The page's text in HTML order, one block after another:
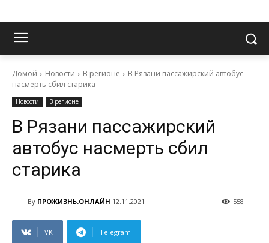
Домой Новости В регионе
В Рязани пассажирский автобус
насмерть сбил старика
Новости В регионе
В Рязани пассажирский
автобус насмерть сбил
старика
By ПРОЖИЗНЬ.ОНЛАЙН 12.11.2021 558
VK Telegram